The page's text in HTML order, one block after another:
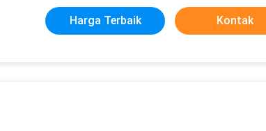
Harga Terbaik Kontak